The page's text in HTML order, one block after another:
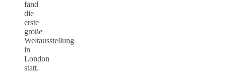
fand
die
erste
große
Weltausstellung
in
London
statt.